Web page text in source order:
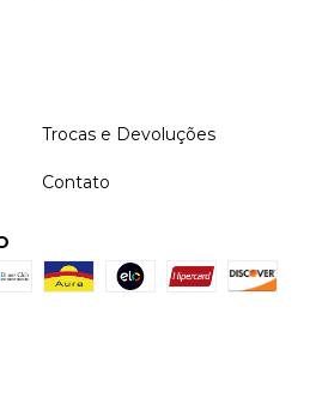
Trocas e Devoluções
Contato